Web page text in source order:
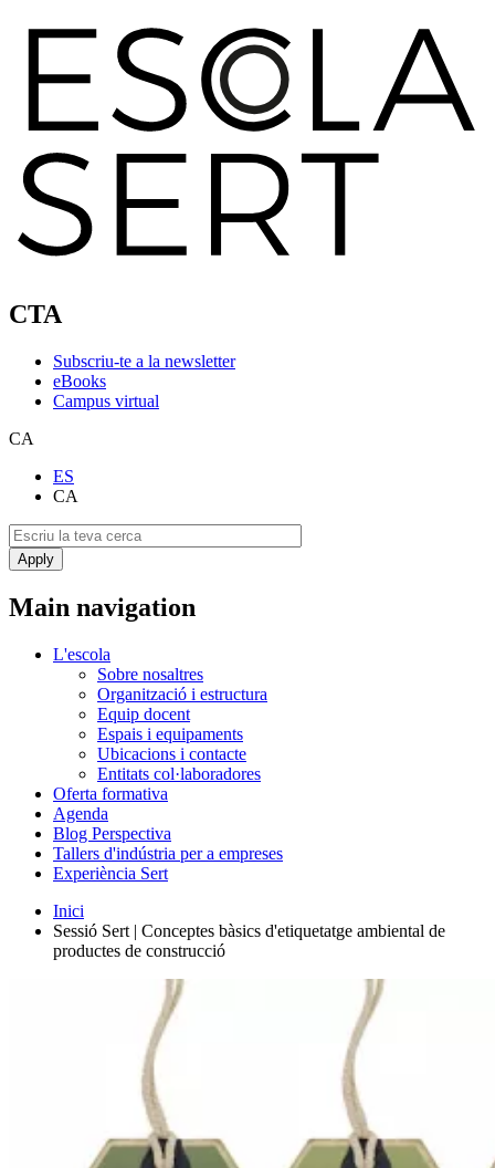
CTA
Subscriu-te a la newsletter
eBooks
Campus virtual
CA
ES
CA
Main navigation
L'escola
Sobre nosaltres
Organització i estructura
Equip docent
Espais i equipaments
Ubicacions i contacte
Entitats col·laboradores
Oferta formativa
Agenda
Blog Perspectiva
Tallers d'indústria per a empreses
Experiència Sert
Inici
Sessió Sert | Conceptes bàsics d'etiquetatge ambiental de
productes de construcció